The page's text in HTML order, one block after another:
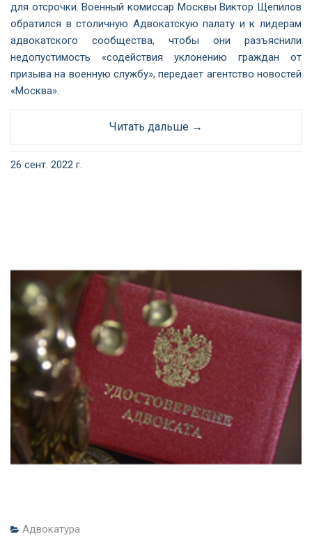
для отсрочки. Военный комиссар Москвы Виктор Щепилов
обратился в столичную Адвокатскую палату и к лидерам
адвокатского сообщества, чтобы они разъяснили
недопустимость «содействия уклонению граждан от
призыва на военную службу», передает агентство новостей
«Москва».
Читать дальше →
26 сент. 2022 г.
Адвокатура